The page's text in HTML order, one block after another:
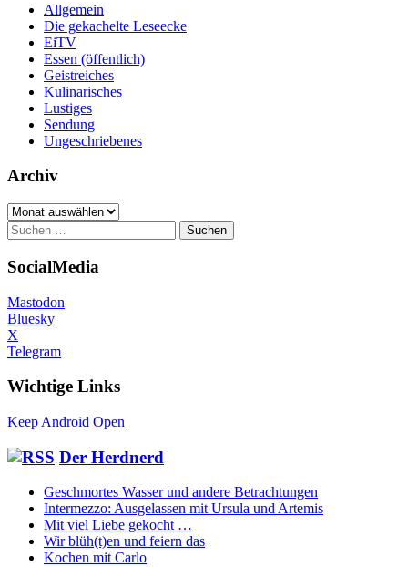
Allgemein
Die gekachelte Leseecke
EiTV
Essen (öffentlich)
Geistreiches
Kulinarisches
Lustiges
Sendung
Ungeschriebenes
Archiv
Archiv
Suchen
nach:
SocialMedia
Mastodon
Bluesky
X
Telegram
Wichtige Links
Keep Android Open
Der Herdnerd
Geschmortes Wasser und andere Betrachtungen
Intermezzo: Ausgelassen mit Ursula und Artemis
Mit viel Liebe gekocht …
Wir blüh(t)en und feiern das
Kochen mit Carlo